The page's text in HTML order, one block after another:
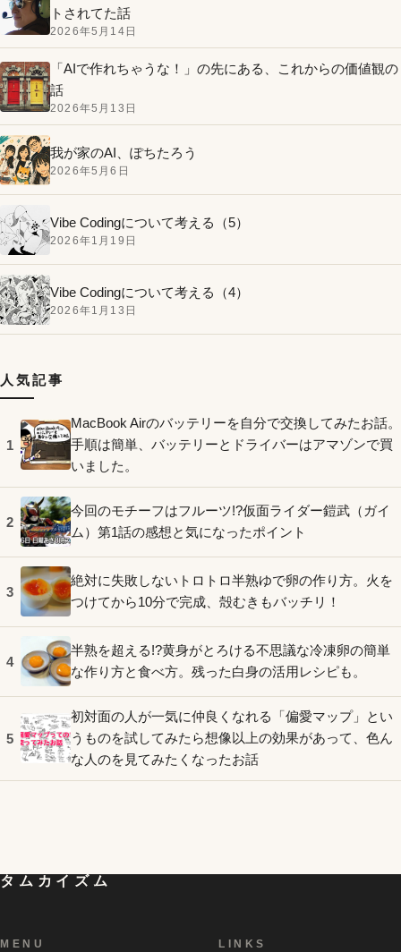
トされてた話
2026年5月14日
「AIで作れちゃうな！」の先にある、これからの価値観の
話
2026年5月13日
我が家のAI、ぽちたろう
2026年5月6日
Vibe Codingについて考える（5）
2026年1月19日
Vibe Codingについて考える（4）
2026年1月13日
人気記事
1
MacBook Airのバッテリーを自分で交換してみたお話。
手順は簡単、バッテリーとドライバーはアマゾンで買
いました。
2
今回のモチーフはフルーツ!?仮面ライダー鎧武（ガイ
ム）第1話の感想と気になったポイント
3
絶対に失敗しないトロトロ半熟ゆで卵の作り方。火を
つけてから10分で完成、殻むきもバッチリ！
4
半熟を超える!?黄身がとろける不思議な冷凍卵の簡単
な作り方と食べ方。残った白身の活用レシピも。
5
初対面の人が一気に仲良くなれる「偏愛マップ」とい
うものを試してみたら想像以上の効果があって、色ん
な人のを見てみたくなったお話
タムカイズム
MENU LINKS